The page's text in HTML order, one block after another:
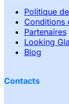
Politique
Conditions
Partenaires
Looking
Blog
Contacts